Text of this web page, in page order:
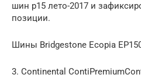
шин р15 лето-2017 и
позиции.
Шины Bridgestone Ecopia
3. Continental